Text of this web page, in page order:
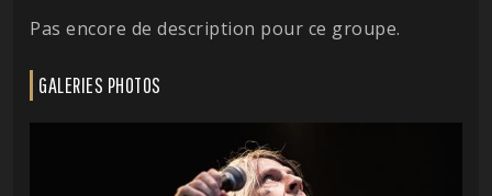
Pas encore de description pour ce groupe.
GALERIES PHOTOS